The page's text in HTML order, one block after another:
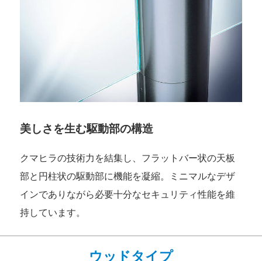
美しさを生む駆動部の構造
クマヒラの技術力を結集し、フラットバー状の天板
部と円柱状の駆動部に機能を凝縮。ミニマルなデザ
インでありながら必要十分なセキュリティ性能を維
持しています。
ウッドタイプ